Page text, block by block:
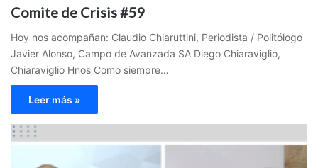
Comite de Crisis #59
Hoy nos acompañan: Claudio Chiaruttini, Periodista / Politólogo
Javier Alonso, Campo de Avanzada SA Diego Chiaraviglio,
Chiaraviglio Hnos Como siempre…
Leer más »